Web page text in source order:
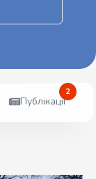
Публікації
2